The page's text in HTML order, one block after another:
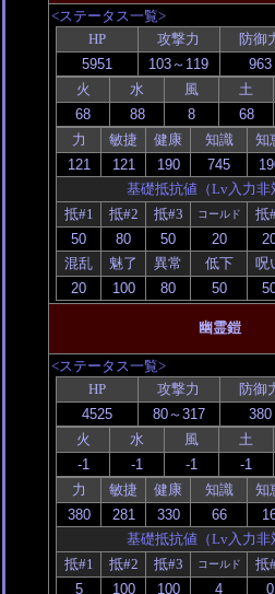
<ステータス一覧>
HP
攻撃力 防御
火 水 風 土
力 敏捷 健康 知識 知
基礎抵抗値（Lv入力非
抵#1
抵#2 抵#3 コールド 抵
混乱 魅了 異常 低下 呪
幽霊鎧
<ステータス一覧>
HP
攻撃力 防御
火 水 風 土
力 敏捷 健康 知識 知
基礎抵抗値（Lv入力非
抵#1
抵#2 抵#3 コールド 抵